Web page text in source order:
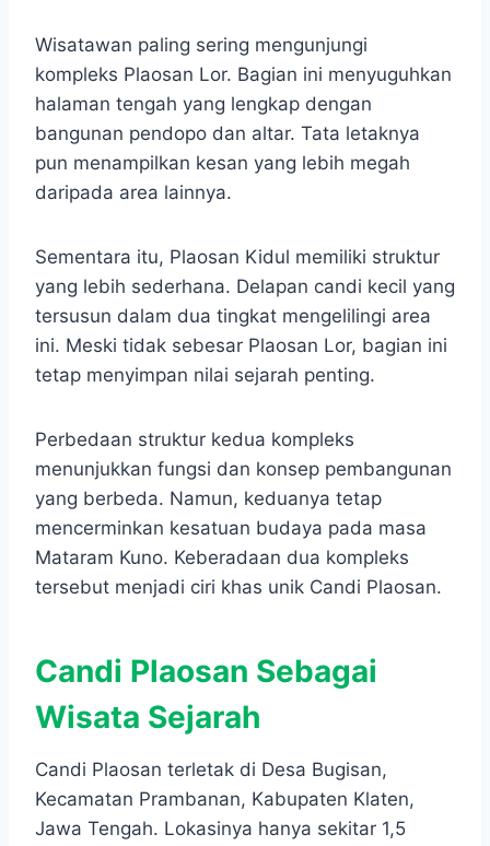
Wisatawan paling sering mengunjungi
kompleks Plaosan Lor. Bagian ini menyuguhkan
halaman tengah yang lengkap dengan
bangunan pendopo dan altar. Tata letaknya
pun menampilkan kesan yang lebih megah
daripada area lainnya.
Sementara itu, Plaosan Kidul memiliki struktur
yang lebih sederhana. Delapan candi kecil yang
tersusun dalam dua tingkat mengelilingi area
ini. Meski tidak sebesar Plaosan Lor, bagian ini
tetap menyimpan nilai sejarah penting.
Perbedaan struktur kedua kompleks
menunjukkan fungsi dan konsep pembangunan
yang berbeda. Namun, keduanya tetap
mencerminkan kesatuan budaya pada masa
Mataram Kuno. Keberadaan dua kompleks
tersebut menjadi ciri khas unik Candi Plaosan.
Candi Plaosan Sebagai
Wisata Sejarah
Candi Plaosan terletak di Desa Bugisan,
Kecamatan Prambanan, Kabupaten Klaten,
Jawa Tengah. Lokasinya hanya sekitar 1,5